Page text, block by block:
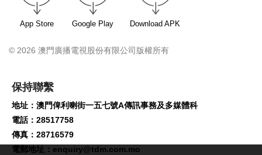
App Store Google Play Download APK
© 2026 澳門廣播電視股份有限公司版權所有
保持聯繫
地址：澳門俾利喇街一五七號A傳訊事務及多媒體科
電話：28517758
傳真：28716579
電郵地址： enquiry@tdm.com.mo